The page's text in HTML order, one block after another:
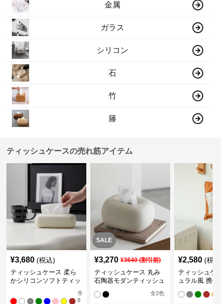
金属
ガラス
シリコン
石
竹
籐
ティッシュケースの売れ筋アイテム
¥3,680 (税込)
ティッシュケース 柔ら
かシリコンソフトティッ
全
8
SALE
¥3,270 ¥3640(割引前)
ティッシュケース 丸み
石陶器モダンティッシュ
全2色
¥2,580 (税
ティッシュケ
ュラル風 携帯